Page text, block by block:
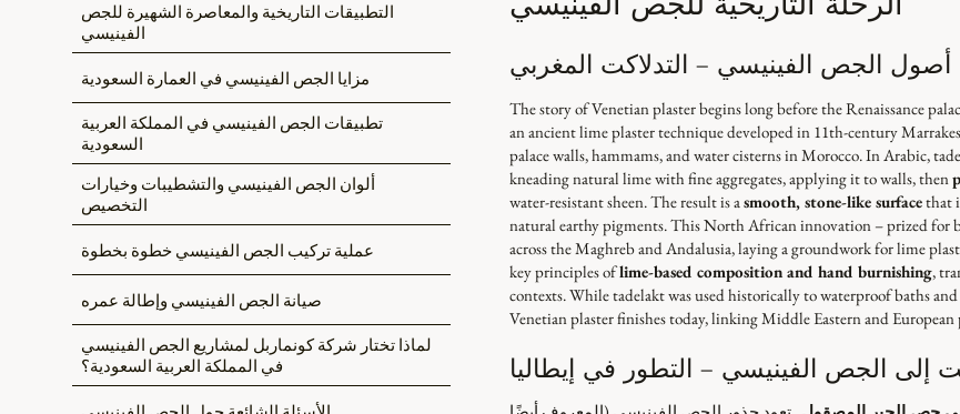
التطبيقات التاريخية والمعاصرة الشهيرة للجص
الفينيسي
مزايا الجص الفينيسي في العمارة السعودية
تطبيقات الجص الفينيسي في المملكة العربية
السعودية
ألوان الجص الفينيسي والتشطيبات وخيارات
التخصيص
عملية تركيب الجص الفينيسي خطوة بخطوة
صيانة الجص الفينيسي وإطالة عمره
لماذا تختار شركة كونماربل لمشاريع الجص الفينيسي
في المملكة العربية السعودية؟
أصول الجص الفينيسي – التدلاكت المغربي
The story of Venetian plaster begins long before the Renaissance
an ancient lime plaster technique developed in 11th-century
palace walls, hammams, and water cisterns in Morocco. In Arabic,
kneading natural lime with fine aggregates, applying it to walls, then
water-resistant sheen. The result is asmooth, stone-like surfacethat
natural earthy pigments. This North African innovation – prized for
across the Maghreb and Andalusia, laying a groundwork for lime
key principles oflime-based composition and hand burnishing,
contexts. While tadelakt was used historically to waterproof baths
Venetian plaster finishes today, linking Middle Eastern and
إلى الجص الفينيسي – التطور في إيطاليا